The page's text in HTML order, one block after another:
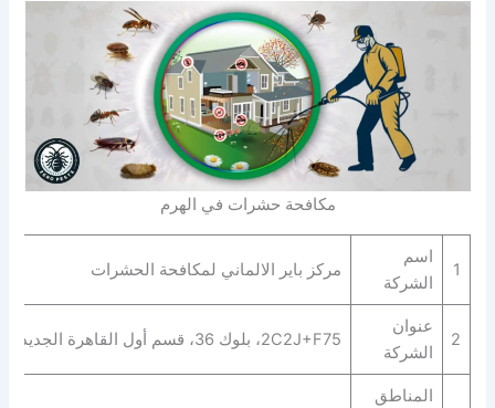
مكافحة حشرات في الهرم
1
اسم
الشركة
مركز باير الالماني لمكافحة الحشرات
2
عنوان
الشركة
2C2J+F75، بلوك 36، قسم أول القاهرة الجديدة، محافظة القاهرة‬ 4722521
المناطق